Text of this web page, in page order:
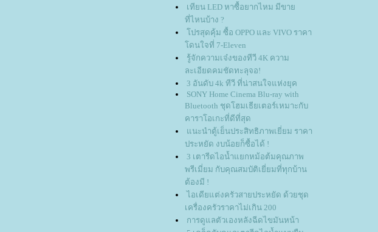
เทียน LED หาซื้อยากไหม มีขา
ที่ไหนบ้าง ?
ปรสุดคุ้ม ซื้อ OPPO และ VIVO ราคา
ดนใจที่ 7-Eleven
รู้จักความเจ๋งของทีวี 4K ความ
ละเอียดคมชัดทะลุจอ!
3 อันดับ 4k ทีวี ที่น่าสนใจแห่งยุค
SONY Home Cinema Blu-ray with
Bluetooth ชุดโฮมเธียเตอร์เหมาะกับ
คาราโอเกะที่ดีที่สุด
นะนำตู้เย็นประสิทธิภาพเยี่ยม ราคา
ประหยัด งบน้อยก็ซื้อได้ !
3 เตารีดไอน้ำแยกหม้อต้มคุณภาพ
พรีเมี่ยม กับคุณสมบัติเยี่ยมที่ทุกบ้าน
ต้องมี !
ไอเดียแต่งครัวสายประหยัด ด้วยชุด
เครื่องครัวราคาไม่เกิน 200
การดูแลตัวเองหลังฉีดไขมันหน้า